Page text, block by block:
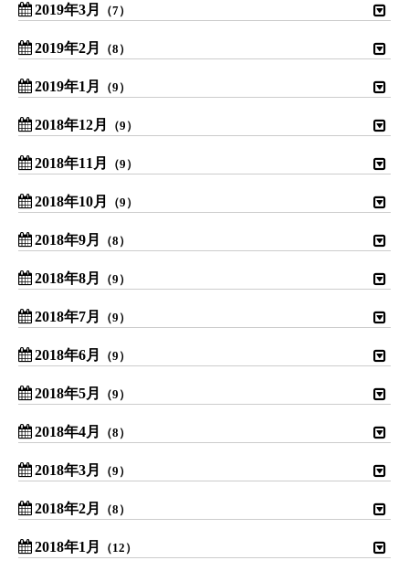
2019年3月 （7）
2019年2月 （8）
2019年1月 （9）
2018年12月 （9）
2018年11月 （9）
2018年10月 （9）
2018年9月 （8）
2018年8月 （9）
2018年7月 （9）
2018年6月 （9）
2018年5月 （9）
2018年4月 （8）
2018年3月 （9）
2018年2月 （8）
2018年1月 （12）